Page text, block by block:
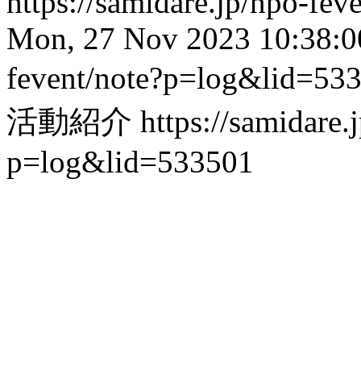
Mon, 27 Nov 2023
fevent/
活動紹介 https://
p=log&lid=533501